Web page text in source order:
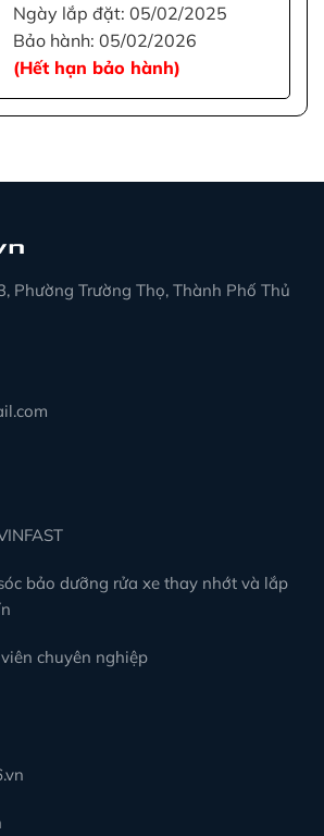
Ngày lắp đặt: 05/02/2025
Bảo hành: 05/02/2026
(Hết hạn bảo hành)
Phường Trường Thọ, Thành Phố Thủ
bảo dưỡng rửa xe thay nhớt và lắp
chuyên nghiệp